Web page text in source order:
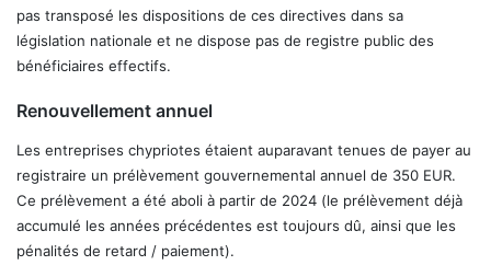
pas transposé les dispositions de ces directives dans sa
législation nationale et ne dispose pas de registre public des
bénéficiaires effectifs.
Renouvellement annuel
Les entreprises chypriotes étaient auparavant tenues de payer au
registraire un prélèvement gouvernemental annuel de 350 EUR.
Ce prélèvement a été aboli à partir de 2024 (le prélèvement déjà
accumulé les années précédentes est toujours dû, ainsi que les
pénalités de retard / paiement).